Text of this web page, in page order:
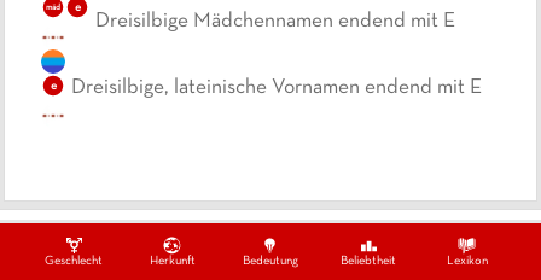
Geschlecht Herkunft Bedeutung Beliebtheit Lexikon
mäd e
Dreisilbige Mädchennamen endend mit E
e Dreisilbige, lateinische Vornamen endend mit E
Ein Projekt von
DatenschutzbestimmungenImpressumKontakt